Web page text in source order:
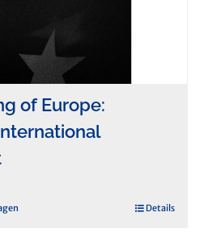
of Europe:
Details